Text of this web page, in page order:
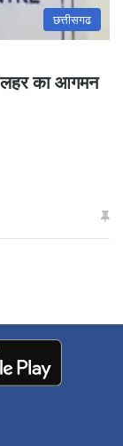
छत्तीसगढ
लहर का आगमन
आरोपियों ने